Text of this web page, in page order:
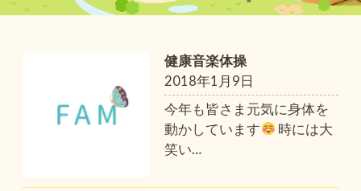
健康音楽体操
2018年1月9日
今年も皆さま元気に身体を
動かしています
時には大
笑い…